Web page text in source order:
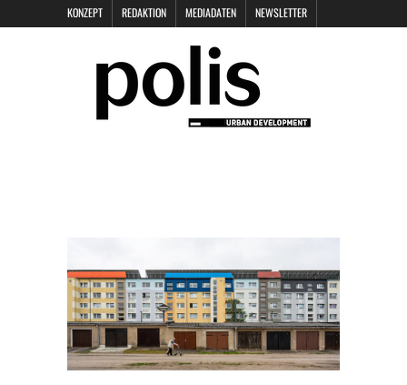
KONZEPT REDAKTION MEDIADATEN NEWSLETTER
DATENSCHUTZ